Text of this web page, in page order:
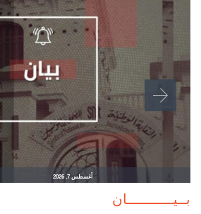
أغسطس 7, 2026
بــيـــــــــــان